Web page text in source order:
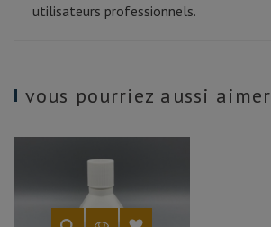
utilisateurs professionnels.
vous pourriez aussi aimer